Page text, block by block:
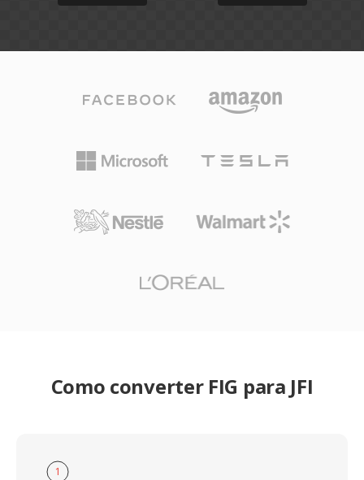
Como converter FIG para JFI
1